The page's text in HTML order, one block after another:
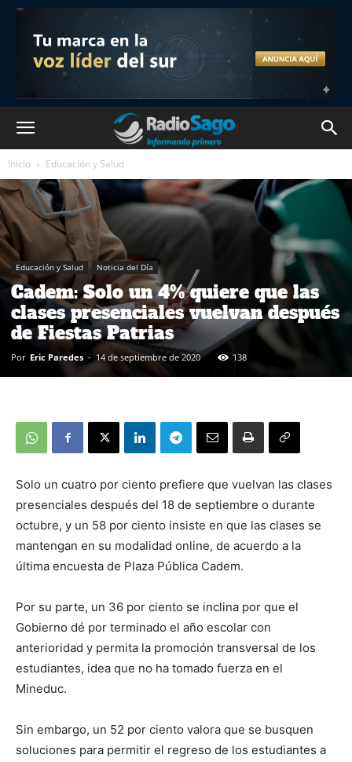
Inicio Educación y Salud
Educación y Salud Noticia del Día
Cadem: Solo un 4% quiere que las
clases presenciales vuelvan después
de Fiestas Patrias
Por Eric Paredes - 14 de septiembre de 2020 138
Solo un cuatro por ciento prefiere que vuelvan las clases
presenciales después del 18 de septiembre o durante
octubre, y un 58 por ciento insiste en que las clases se
mantengan en su modalidad online, de acuerdo a la
última encuesta de Plaza Pública Cadem.
Por su parte, un 36 por ciento se inclina por que el
Gobierno dé por terminado el año escolar con
anterioridad y permita la promoción transversal de los
estudiantes, idea que no ha tomado fuerza en el
Mineduc.
Sin embargo, un 52 por ciento valora que se busquen
soluciones para permitir el regreso de los estudiantes a